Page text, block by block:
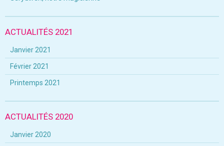
ACTUALITÉS 2021
Janvier 2021
Février 2021
Printemps 2021
ACTUALITÉS 2020
Janvier 2020